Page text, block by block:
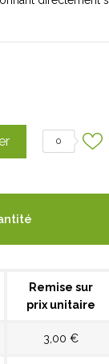
0
Remise sur
prix unitaire
3,00 €